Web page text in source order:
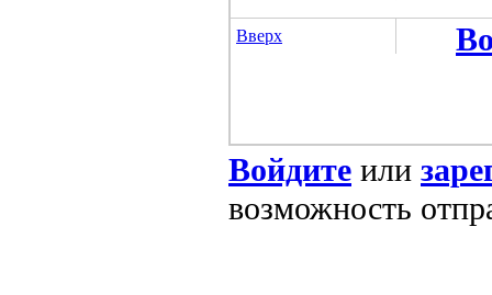
Вверх
Войдите или
возможность